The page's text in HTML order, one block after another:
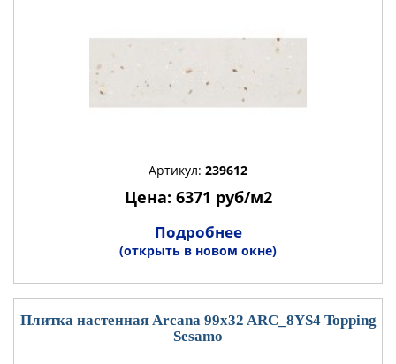
Артикул: 239612
Цена: 6371 руб/м2
Подробнее
(открыть в новом окне)
Плитка настенная Arcana 99x32 ARC_8YS4 Topping
Sesamo